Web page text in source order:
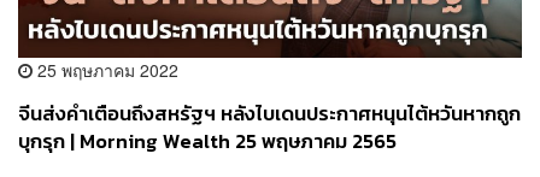
25 พฤษภาคม 2022
จีนส่งคำเตือนถึงสหรัฐฯ หลังไบเดนประกาศหนุนไต้หวันหากถูก
บุกรุก | Morning Wealth 25 พฤษภาคม 2565